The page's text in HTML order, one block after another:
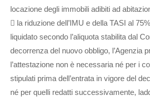
locazione degli immobili adibiti ad
 la riduzione dell’IMU e della TASI al
liquidato secondo l’aliquota stabilita dal
decorrenza del nuovo obbligo, l’Agenzia
l’attestazione non è necessaria né per i
stipulati prima dell’entrata in vigore del
né per quelli redatti successivamente,